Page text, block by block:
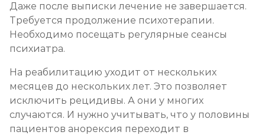
Даже после выписки лечение не завершается.
Требуется продолжение психотерапии.
Необходимо посещать регулярные сеансы
психиатра.
На реабилитацию уходит от нескольких
месяцев до нескольких лет. Это позволяет
исключить рецидивы. А они у многих
случаются. И нужно учитывать, что у половины
пациентов анорексия переходит в